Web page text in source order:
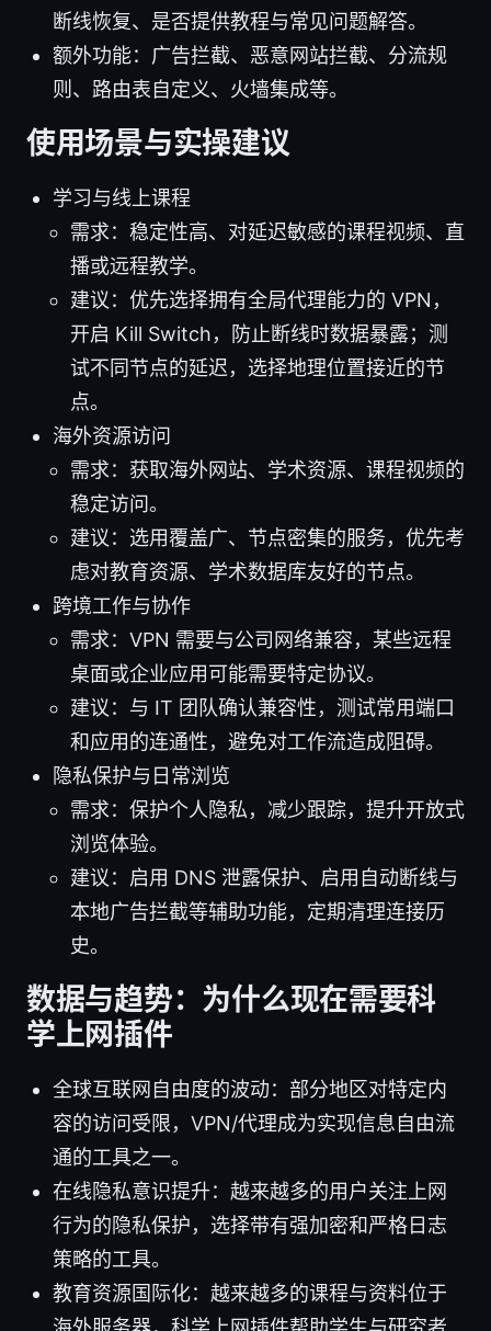
断线恢复、是否提供教程与常见问题解答。
额外功能：广告拦截、恶意网站拦截、分流规
则、路由表自定义、火墙集成等。
使用场景与实操建议
学习与线上课程
需求：稳定性高、对延迟敏感的课程视频、直
播或远程教学。
建议：优先选择拥有全局代理能力的 VPN，
开启 Kill Switch，防止断线时数据暴露；测
试不同节点的延迟，选择地理位置接近的节
点。
海外资源访问
需求：获取海外网站、学术资源、课程视频的
稳定访问。
建议：选用覆盖广、节点密集的服务，优先考
虑对教育资源、学术数据库友好的节点。
跨境工作与协作
需求：VPN 需要与公司网络兼容，某些远程
桌面或企业应用可能需要特定协议。
建议：与 IT 团队确认兼容性，测试常用端口
和应用的连通性，避免对工作流造成阻碍。
隐私保护与日常浏览
需求：保护个人隐私，减少跟踪，提升开放式
浏览体验。
建议：启用 DNS 泄露保护、启用自动断线与
本地广告拦截等辅助功能，定期清理连接历
史。
数据与趋势：为什么现在需要科
学上网插件
全球互联网自由度的波动：部分地区对特定内
容的访问受限，VPN/代理成为实现信息自由流
通的工具之一。
在线隐私意识提升：越来越多的用户关注上网
行为的隐私保护，选择带有强加密和严格日志
策略的工具。
教育资源国际化：越来越多的课程与资料位于